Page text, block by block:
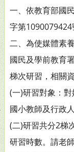
一、依教育部國
字第1090079424
二、為使媒體素
國民及學前教育
梯次研習，相關
(一)研習對象：
國小教師及行政人
(二)研習共分2梯
研習時數。請老